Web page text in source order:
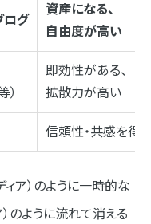
ログ
資産になる、
自由度が高い
）
即効性がある、
拡散力が高い
信頼性・共感を得
ィア）のように一時的な
）のように流れて消える